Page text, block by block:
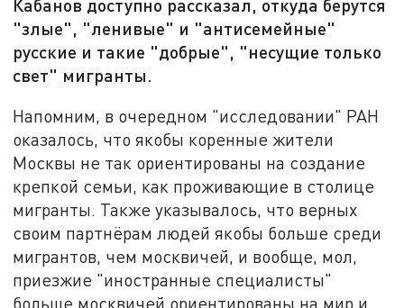
Кабанов доступно рассказал, откуда берутся
"злые", "ленивые" и "антисемейные"
русские и такие "добрые", "несущие только
свет" мигранты.
Напомним, в очередном "исследовании" РАН
оказалось, что якобы коренные жители
Москвы не так ориентированы на создание
крепкой семьи, как проживающие в столице
мигранты. Также указывалось, что верных
своим партнёрам людей якобы больше среди
мигрантов, чем москвичей, и вообще, мол,
приезжие "иностранные специалисты"
больше москвичей ориентированы на мир и